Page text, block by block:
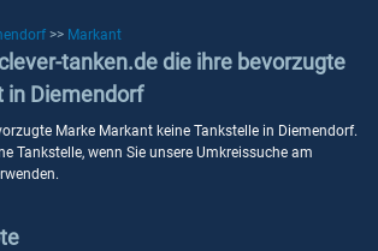
>> Markant
tanken.de die ihre bevorzugte
in Diemendorf
Marke Markant keine Tankstelle in Diemendorf.
Tankstelle, wenn Sie unsere Umkreissuche am